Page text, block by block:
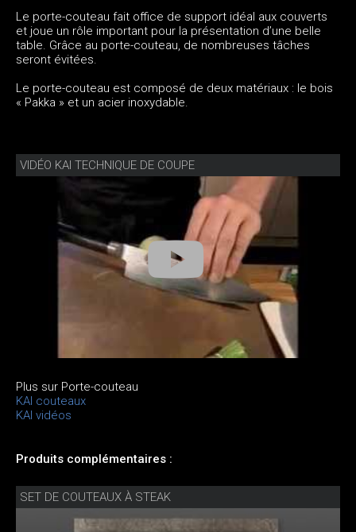
Le porte-couteau fait office de support idéal aux couverts
et joue un rôle important pour la présentation d’une belle
table. Grâce au porte-couteau, de nombreuses tâches
seront évitées.
Le porte-couteau est composé de deux matériaux : le bois
« Pakka » et un acier inoxydable.
VIDÉO KAI TECHNIQUE DE COUPE
Plus sur Porte-couteau
KAI couteaux
KAI vidéos
Produits complémentaires :
SET DE COUTEAUX À STEAK